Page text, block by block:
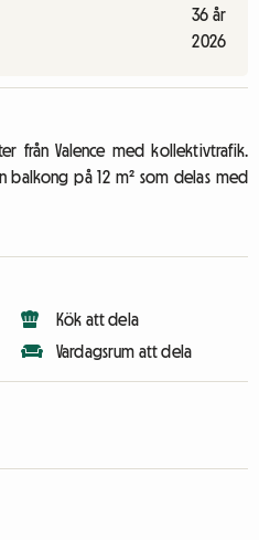
36 år
2026
från Valence med kollektivtrafik.
balkong på 12 m² som delas med
Kök att dela
Vardagsrum att dela